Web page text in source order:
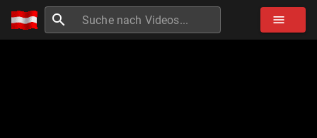
search menu